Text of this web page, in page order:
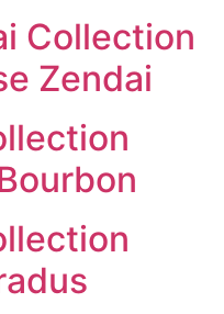
Collection
Zendai